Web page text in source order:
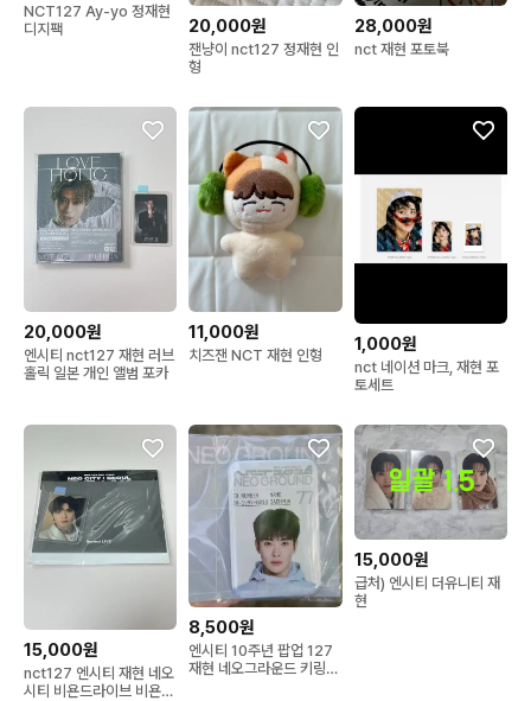
NCT127 Ay-yo 정재현
디지팩
20,000원
잰냥이 nct127 정재현 인
형
28,000원
nct 재현 포토북
20,000원
엔시티 nct127 재현 러브
홀릭 일본 개인 앨범 포카
11,000원
치즈잰 NCT 재현 인형
1,000원
nct 네이션 마크, 재현 포
토세트
15,000원
nct127 엔시티 재현 네오
시티 비욘드라이브 비욘라
8,500원
엔시티 10주년 팝업 127
재현 네오그라운드 키링
15,000원
급처) 엔시티 더유니티 재
현